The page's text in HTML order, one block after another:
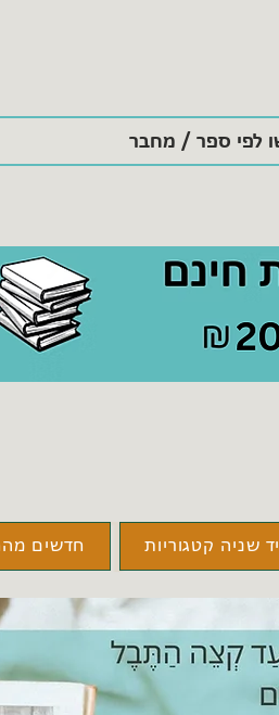
יד שניה קטגוריות חדשים